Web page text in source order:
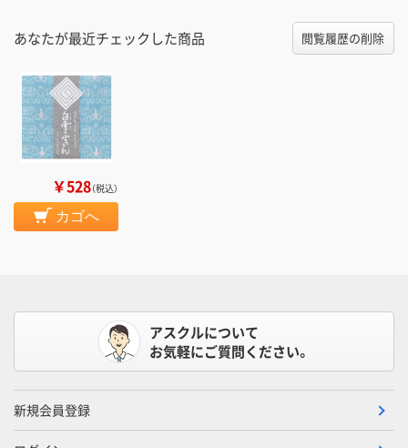
あなたが最近チェックした商品 閲覧履歴の削除
￥528（税込）
カゴへ
アスクルについて
お気軽にご質問ください。
新規会員登録